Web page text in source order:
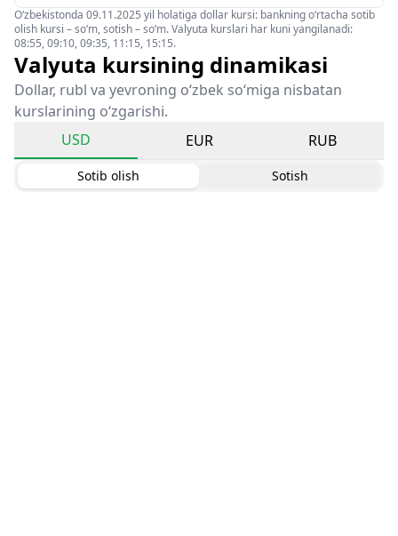
O‘zbekistonda 09.11.2025 yil holatiga dollar kursi: bankning o‘rtacha sotib
olish kursi – so‘m, sotish – so‘m. Valyuta kurslari har kuni yangilanadi:
08:55, 09:10, 09:35, 11:15, 15:15.
Valyuta kursining dinamikasi
Dollar, rubl va yevroning o‘zbek so‘miga nisbatan
kurslarining o‘zgarishi.
USD
EUR RUB
Sotib olish Sotish